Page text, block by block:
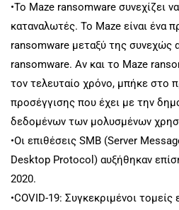
•Το Maze ransomware συνεχίζει
καταναλωτές. Το Maze είναι ένα
ransomware μεταξύ της συνεχώς
ransomware. Αν και το Maze
τον τελευταίο χρόνο, μπήκε στο
προσέγγισης που έχει με την
δεδομένων των μολυσμένων
•Οι επιθέσεις SMB (Server
Desktop Protocol) αυξήθηκαν
2020.
•COVID-19: Συγκεκριμένοι